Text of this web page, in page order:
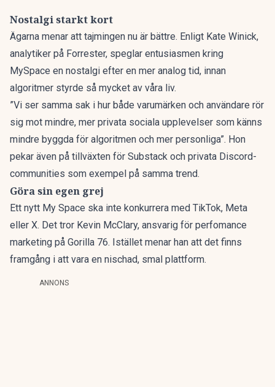
Nostalgi starkt kort
Ägarna menar att tajmingen nu är bättre. Enligt Kate Winick,
analytiker på Forrester, speglar entusiasmen kring
MySpace en nostalgi efter en mer analog tid, innan
algoritmer styrde så mycket av våra liv.
”Vi ser samma sak i hur både varumärken och användare rör
sig mot mindre, mer privata sociala upplevelser som känns
mindre byggda för algoritmen och mer personliga”. Hon
pekar även på tillväxten för Substack och privata Discord-
communities som exempel på samma trend.
Göra sin egen grej
Ett nytt My Space ska inte konkurrera med TikTok, Meta
eller X. Det tror Kevin McClary, ansvarig för perfomance
marketing på Gorilla 76. Istället menar han att det finns
framgång i att vara en nischad, smal plattform.
ANNONS